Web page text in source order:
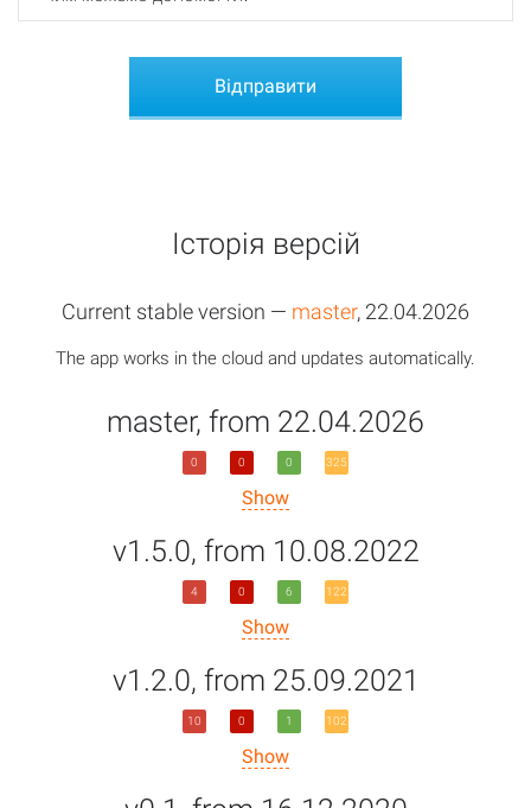
Історія версій
Current stable version — master, 22.04.2026
The app works in the cloud and updates automatically.
master, from 22.04.2026
Show
0 0 0 325
v1.5.0, from 10.08.2022
Show
4 0 6 122
v1.2.0, from 25.09.2021
Show
10 0 1 102